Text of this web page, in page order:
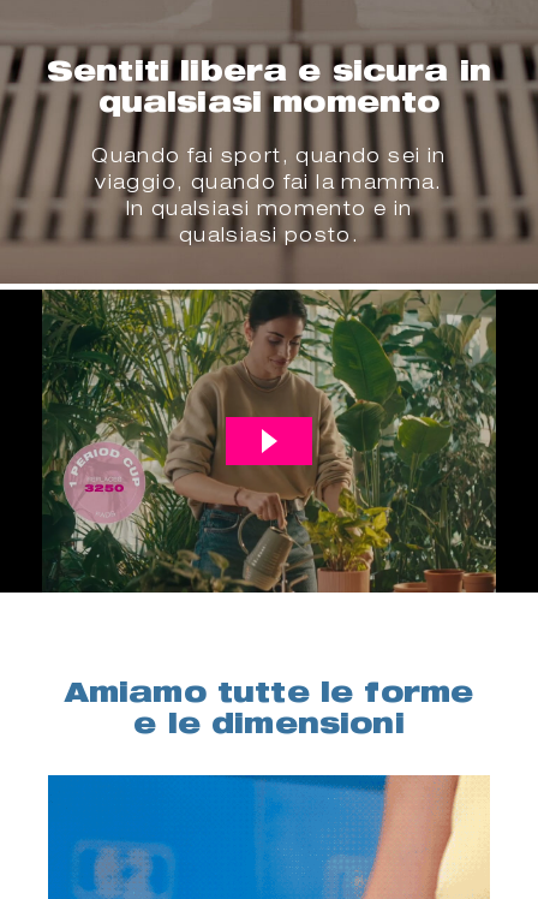
Sentiti libera e sicura in
qualsiasi momento
Quando fai sport, quando sei in
viaggio, quando fai la mamma.
In qualsiasi momento e in
qualsiasi posto.
Amiamo tutte le forme
e le dimensioni